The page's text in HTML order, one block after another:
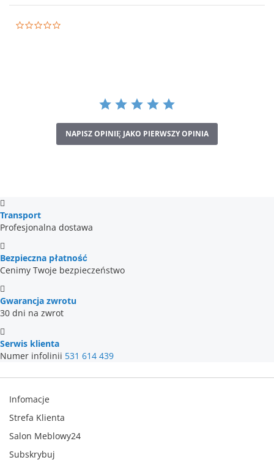
NAPISZ OPINIĘ JAKO PIERWSZY OPINIA
Transport
Profesjonalna dostawa
Bezpieczna płatność
Cenimy Twoje bezpieczeństwo
Gwarancja zwrotu
30 dni na zwrot
Serwis klienta
Numer infolinii 531 614 439
Infomacje
Strefa Klienta
Salon Meblowy24
Subskrybuj